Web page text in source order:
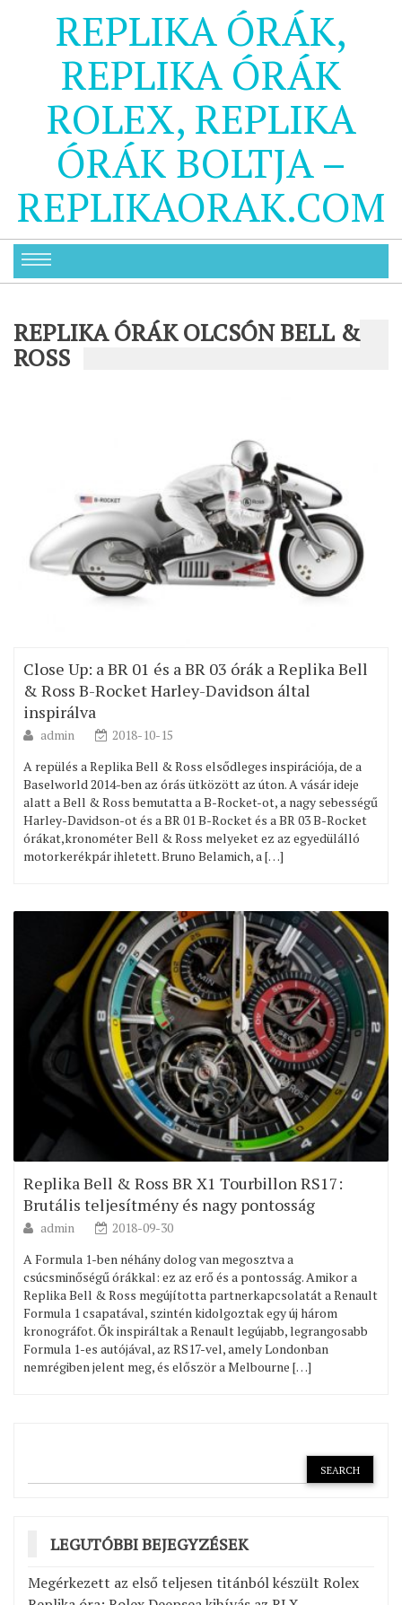
REPLIKA ÓRÁK,
REPLIKA ÓRÁK
ROLEX, REPLIKA
ÓRÁK BOLTJA –
REPLIKAORAK.COM
REPLIKA ÓRÁK OLCSÓN BELL &
ROSS
Close Up: a BR 01 és a BR 03 órák a Replika Bell
& Ross B-Rocket Harley-Davidson által
inspirálva
admin
2018-10-15
A repülés a Replika Bell & Ross elsődleges inspirációja, de a
Baselworld 2014-ben az órás ütközött az úton. A vásár ideje
alatt a Bell & Ross bemutatta a B-Rocket-ot, a nagy sebességű
Harley-Davidson-ot és a BR 01 B-Rocket és a BR 03 B-Rocket
órákat,kronométer Bell & Ross melyeket ez az egyedülálló
motorkerékpár ihletett. Bruno Belamich, a […]
Replika Bell & Ross BR X1 Tourbillon RS17:
Brutális teljesítmény és nagy pontosság
admin
2018-09-30
A Formula 1-ben néhány dolog van megosztva a
csúcsminőségű órákkal: ez az erő és a pontosság. Amikor a
Replika Bell & Ross megújította partnerkapcsolatát a Renault
Formula 1 csapatával, szintén kidolgoztak egy új három
kronográfot. Ők inspiráltak a Renault legújabb, legrangosabb
Formula 1-es autójával, az RS17-vel, amely Londonban
nemrégiben jelent meg, és először a Melbourne […]
LEGUTÓBBI BEJEGYZÉSEK
Megérkezett az első teljesen titánból készült Rolex